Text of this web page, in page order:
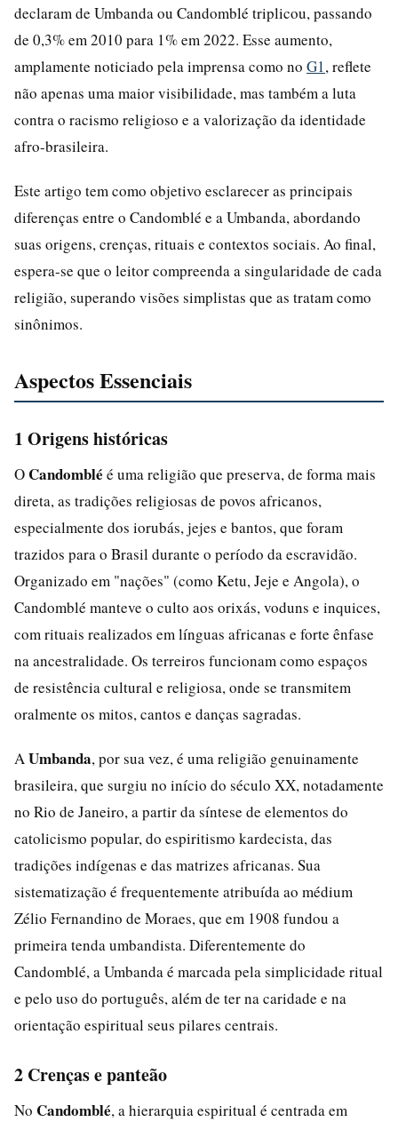
declaram de Umbanda ou Candomblé triplicou, passando
de 0,3% em 2010 para 1% em 2022. Esse aumento,
amplamente noticiado pela imprensa como no G1 , reflete
não apenas uma maior visibilidade, mas também a luta
contra o racismo religioso e a valorização da identidade
afro-brasileira.
Este artigo tem como objetivo esclarecer as principais
diferenças entre o Candomblé e a Umbanda, abordando
suas origens, crenças, rituais e contextos sociais. Ao final,
espera-se que o leitor compreenda a singularidade de cada
religião, superando visões simplistas que as tratam como
sinônimos.
Aspectos Essenciais
1 Origens históricas
O Candomblé é uma religião que preserva, de forma mais
direta, as tradições religiosas de povos africanos,
especialmente dos iorubás, jejes e bantos, que foram
trazidos para o Brasil durante o período da escravidão.
Organizado em "nações" (como Ketu, Jeje e Angola), o
Candomblé manteve o culto aos orixás, voduns e inquices,
com rituais realizados em línguas africanas e forte ênfase
na ancestralidade. Os terreiros funcionam como espaços
de resistência cultural e religiosa, onde se transmitem
oralmente os mitos, cantos e danças sagradas.
A Umbanda, por sua vez, é uma religião genuinamente
brasileira, que surgiu no início do século XX, notadamente
no Rio de Janeiro, a partir da síntese de elementos do
catolicismo popular, do espiritismo kardecista, das
tradições indígenas e das matrizes africanas. Sua
sistematização é frequentemente atribuída ao médium
Zélio Fernandino de Moraes, que em 1908 fundou a
primeira tenda umbandista. Diferentemente do
Candomblé, a Umbanda é marcada pela simplicidade ritual
e pelo uso do português, além de ter na caridade e na
orientação espiritual seus pilares centrais.
2 Crenças e panteão
No Candomblé, a hierarquia espiritual é centrada em